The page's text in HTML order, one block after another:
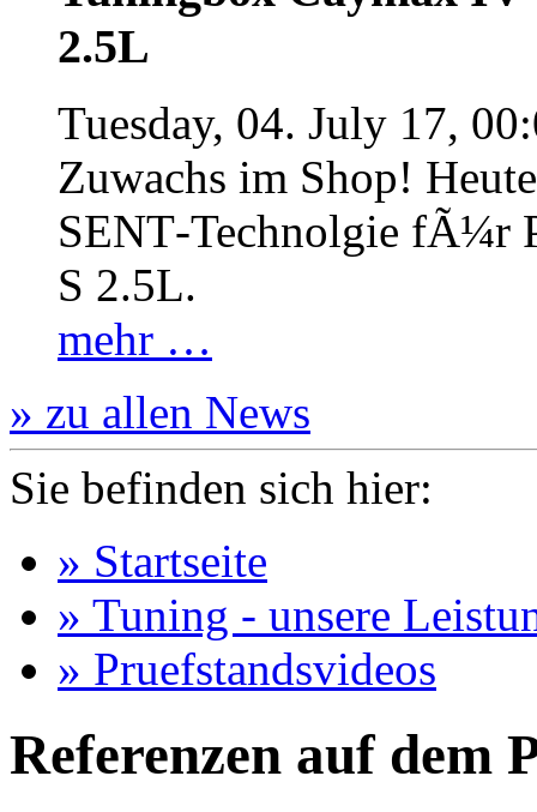
2.5L
Tuesday, 04. July 17,
Zuwachs im Shop!
SENT‐Technolgie fÃ¼r
S 2.5L.
mehr …
» zu allen News
Sie befinden sich hier:
» Startseite
» Tuning - unsere
» Pruefstandsvideos
Referenzen auf dem